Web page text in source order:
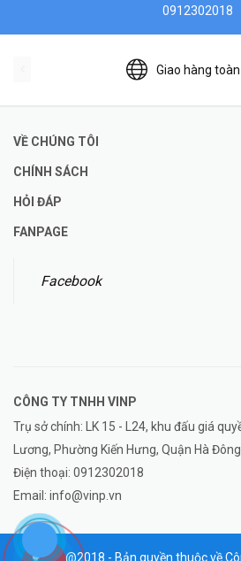
0912302018
Giao hàng
VỀ CHÚNG TÔI
CHÍNH SÁCH
HỎI ĐÁP
FANPAGE
Facebook
CÔNG TY TNHH VINP
Trụ sở chính: LK 15 - L24, khu đấu giá
Lương, Phường Kiến Hưng, Quận Hà
Điện thoại: 0912302018
Email: info@vinp.vn
@2018 - Bản quyền thuộc về